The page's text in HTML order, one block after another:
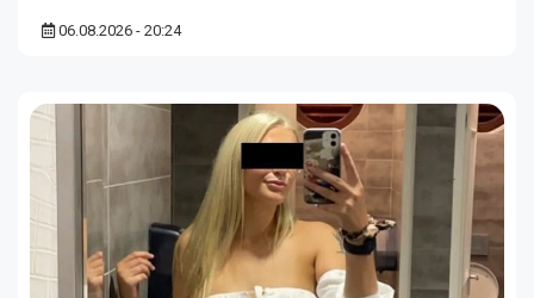
06.08.2026 - 20:24